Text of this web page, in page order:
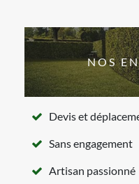
NOS
Devis et
Sans engagement
Artisan passionné